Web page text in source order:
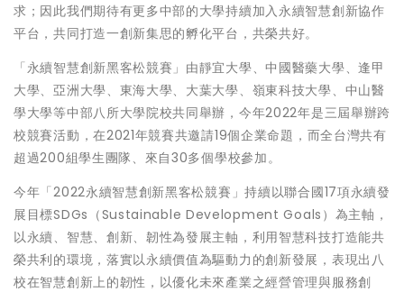
求；因此我們期待有更多中部的大學持續加入永續智慧創新協作
平台，共同打造一創新集思的孵化平台，共榮共好。
「永續智慧創新黑客松競賽」由靜宜大學、中國醫藥大學、逢甲
大學、亞洲大學、東海大學、大葉大學、嶺東科技大學、中山醫
學大學等中部八所大學院校共同舉辦，今年2022年是三屆舉辦跨
校競賽活動，在2021年競賽共邀請19個企業命題，而全台灣共有
超過200組學生團隊、來自30多個學校參加。
今年「2022永續智慧創新黑客松競賽」持續以聯合國17項永續發
展目標SDGs（Sustainable Development Goals）為主軸，
以永續、智慧、創新、韌性為發展主軸，利用智慧科技打造能共
榮共利的環境，落實以永續價值為驅動力的創新發展，表現出八
校在智慧創新上的韌性，以優化未來產業之經營管理與服務創